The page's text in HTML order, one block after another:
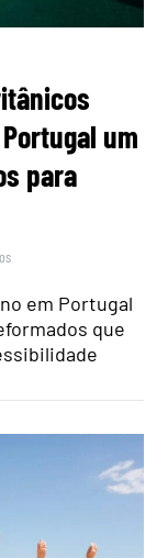
um
para
em Portugal
que